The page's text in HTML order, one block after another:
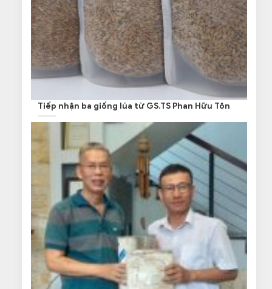
Tiếp nhận ba giống lúa từ GS.TS Phan Hữu Tôn